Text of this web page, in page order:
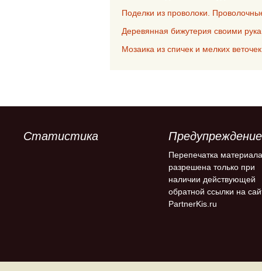
Поделки из проволоки.
Деревянная бижутерия своими
Мозаика из спичек и мелких
Статистика Предупреждение
Перепечатка материала
разрешена только при
наличии действующей
обратной ссылки на
PartnerKis.ru